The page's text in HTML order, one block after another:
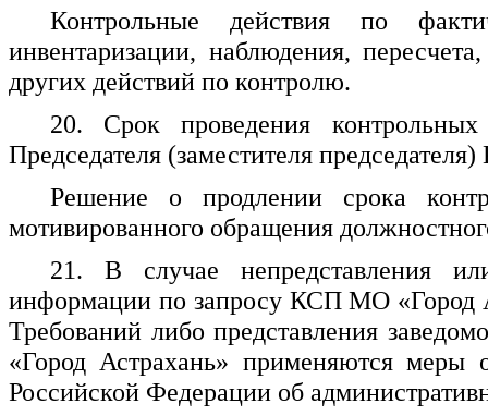
Контрольные действия по
инвентаризации, наблюдения,
других действий по контролю.
20. Срок проведения
Председателя (заместителя
Решение о продлении срока
мотивированного обращения
21. В случае непредставления
информации по запросу КСП МО «Город
Требований либо представления
«Город Астрахань» применяются меры
Российской Федерации об